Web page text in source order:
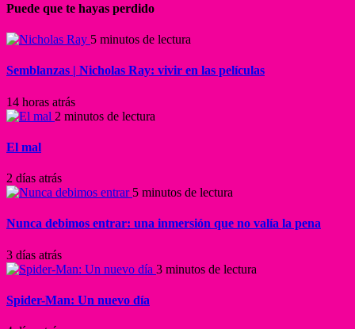
Puede que te hayas perdido
5 minutos de lectura
Semblanzas | Nicholas Ray: vivir en las películas
14 horas atrás
2 minutos de lectura
El mal
2 días atrás
5 minutos de lectura
Nunca debimos entrar: una inmersión que no valía la pena
3 días atrás
3 minutos de lectura
Spider-Man: Un nuevo día